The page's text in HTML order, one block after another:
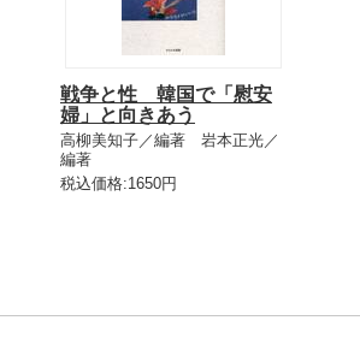
戦争と性 韓国で「慰安
婦」と向きあう
高柳美知子／編著 岩本正光／
編著
税込価格:1650円